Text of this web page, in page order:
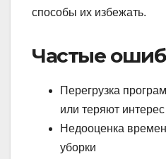
способы их избежать.
Частые
Перегрузка
или теряют интерес
Недооценка
уборки